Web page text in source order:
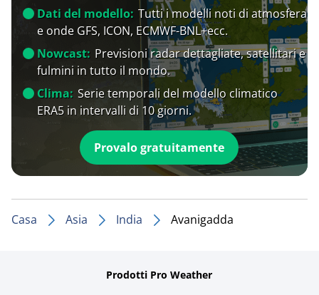
Dati del modello: Tutti i modelli noti di atmosfera
e onde GFS, ICON, ECMWF-BNL+ecc.
Nowcast: Previsioni radar dettagliate, satellitari e
fulmini in tutto il mondo.
Clima: Serie temporali del modello climatico
ERA5 in intervalli di 10 giorni.
Provalo gratuitamente
Casa Asia India Avanigadda
Prodotti Pro Weather